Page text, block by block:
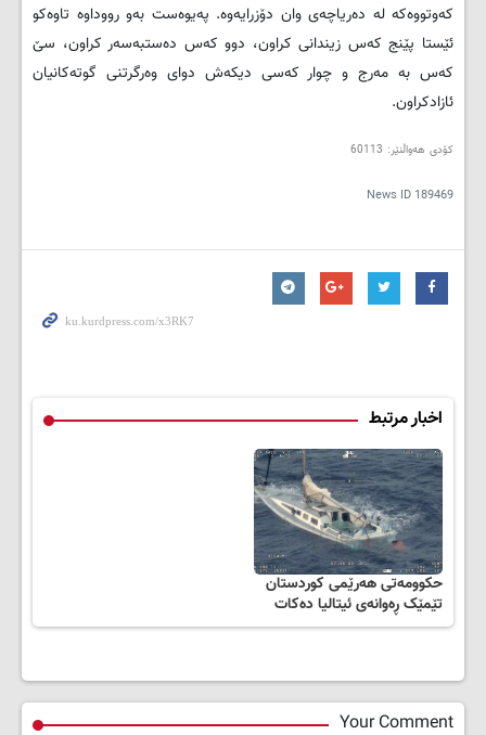
کەوتووەکە لە دەریاچەی وان دۆزرایەوە. پەیوەست بەو رووداوە تاوەکو
ئێستا پێنج کەس زیندانی کراون، دوو کەس دەستبەسەر کراون، سێ
کەس بە مەرج و چوار کەسی دیکەش دوای وەرگرتنی گوتەکانیان
ئازادکراون.
کۆدی هەواڵنێر: 60113
News ID 189469
اخبار مرتبط
حکوومه‌تی هه‌رێمی کوردستان
تێمێک ڕه‌وانه‌ی ئیتالیا ده‌کات
Your Comment